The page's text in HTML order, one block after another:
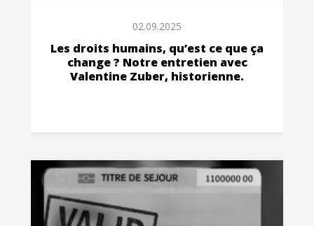
02.09.2025
Les droits humains, qu’est ce que ça
change ? Notre entretien avec
Valentine Zuber, historienne.